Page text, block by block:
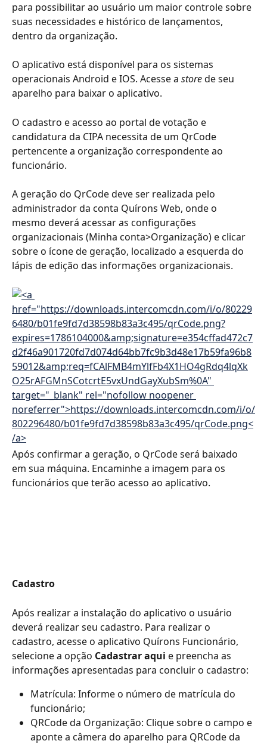
para possibilitar ao usuário um maior controle sobre
suas necessidades e histórico de lançamentos,
dentro da organização.
O aplicativo está disponível para os sistemas
operacionais Android e IOS. Acesse a store de seu
aparelho para baixar o aplicativo.
O cadastro e acesso ao portal de votação e
candidatura da CIPA necessita de um QrCode
pertencente a organização correspondente ao
funcionário.
A geração do QrCode deve ser realizada pelo
administrador da conta Quírons Web, onde o
mesmo deverá acessar as configurações
organizacionais (Minha conta>Organização) e clicar
sobre o ícone de geração, localizado a esquerda do
lápis de edição das informações organizacionais.
Após confirmar a geração, o QrCode será baixado
em sua máquina. Encaminhe a imagem para os
funcionários que terão acesso ao aplicativo.
Cadastro
Após realizar a instalação do aplicativo o usuário
deverá realizar seu cadastro. Para realizar o
cadastro, acesse o aplicativo Quírons Funcionário,
selecione a opção Cadastrar aqui e preencha as
informações apresentadas para concluir o cadastro:
Matrícula: Informe o número de matrícula do
funcionário;
QRCode da Organização: Clique sobre o campo e
aponte a câmera do aparelho para QRCode da